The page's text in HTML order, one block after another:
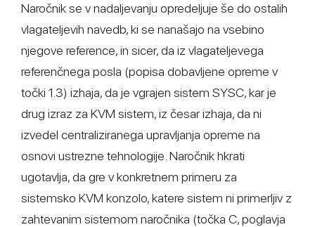
Naročnik se v nadaljevanju opredeljuje še do ostalih
vlagateljevih navedb, ki se nanašajo na vsebino
njegove reference, in sicer, da iz vlagateljevega
referenčnega posla (popisa dobavljene opreme v
točki 1.3) izhaja, da je vgrajen sistem SYSC, kar je
drug izraz za KVM sistem, iz česar izhaja, da ni
izvedel centraliziranega upravljanja opreme na
osnovi ustrezne tehnologije. Naročnik hkrati
ugotavlja, da gre v konkretnem primeru za
sistemsko KVM konzolo, katere sistem ni primerljiv z
zahtevanim sistemom naročnika (točka C, poglavja